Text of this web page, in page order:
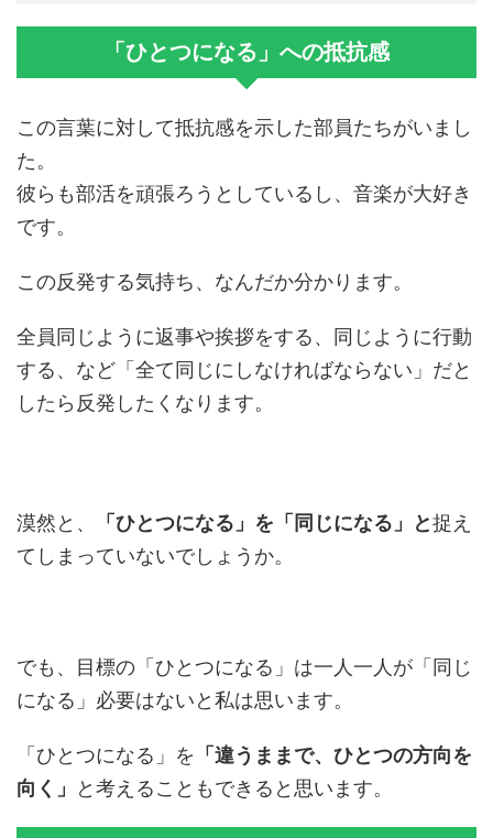
「ひとつになる」への抵抗感
この言葉に対して抵抗感を示した部員たちがいまし
た。
彼らも部活を頑張ろうとしているし、音楽が大好き
です。
この反発する気持ち、なんだか分かります。
全員同じように返事や挨拶をする、同じように行動
する、など「全て同じにしなければならない」だと
したら反発したくなります。
漠然と、 「ひとつになる」を「同じになる」と捉え
てしまっていないでしょうか。
でも、目標の「ひとつになる」は一人一人が「同じ
になる」必要はないと私は思います。
「ひとつになる」を 「違うままで、ひとつの方向を
向く」
と考えることもできると思います。